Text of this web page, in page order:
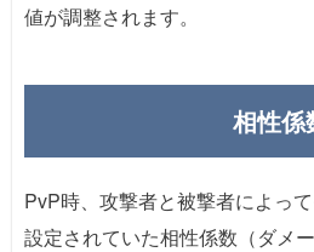
値が調整されます。
相性係
PvP時、攻撃者と被撃者によっ
設定されていた相性係数（ダメ